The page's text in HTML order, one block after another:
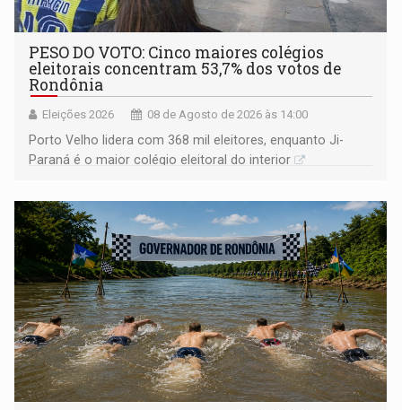
PESO DO VOTO: Cinco maiores colégios
eleitorais concentram 53,7% dos votos de
Rondônia
Eleições 2026 08 de Agosto de 2026 às 14:00
Porto Velho lidera com 368 mil eleitores, enquanto Ji-
Paraná é o maior colégio eleitoral do interior